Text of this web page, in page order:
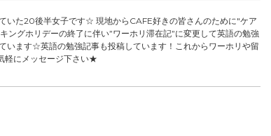
いた20後半女子です☆ 現地からCAFE好きの皆さんのために"ケア
グホリデーの終了に伴い”ワーホリ滞在記”に変更して英語の勉強
います☆英語の勉強記事も投稿しています！これからワーホリや留
軽にメッセージ下さい★